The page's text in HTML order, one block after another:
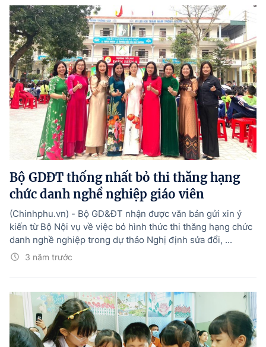
Bộ GDĐT thống nhất bỏ thi thăng hạng
chức danh nghề nghiệp giáo viên
3 năm trước
(Chinhphu.vn) - Bộ GD&ĐT nhận được văn bản gửi xin ý
kiến từ Bộ Nội vụ về việc bỏ hình thức thi thăng hạng chức
danh nghề nghiệp trong dự thảo Nghị định sửa đổi, ...